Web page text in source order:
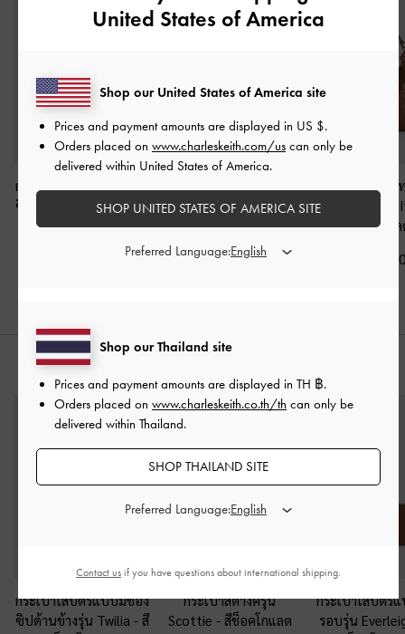
กระเป๋าใส่บัตรแบบมีช่อง
ซิปด้านข้างรุ่น Twilia-สี
ช็อคโกแลต
แบบสานรุ่น Ivette-สี
ช็อคโกแลต
฿3,590.00
กระเป๋าโฮโบดี
สานประดับพู่รุ่น
สีช็อคโกแ
฿3,990.00
กระเป๋าใส่บัตรแบบมีช่อง
ซิปด้านข้างรุ่น Twilia-สี
กระเป๋าสตางค์รุ่น
Scottie - สีช็อคโกแลต
กระเป๋าใส่บัตร
รอบรุ่น
United States of America
Shop our Thailand site
Prices and payment amounts are displayed in TH ฿.
Orders placed on www.charleskeith.co.th/th can only be
delivered within Thailand.
SHOP THAILAND SITE
Preferred Language:
Shop our United States of America site
Prices and payment amounts are displayed in US $.
Orders placed on www.charleskeith.com/us can only be
delivered within United States of America.
SHOP UNITED STATES OF AMERICA SITE
Preferred Language:
Contact us if you have questions about international shipping.